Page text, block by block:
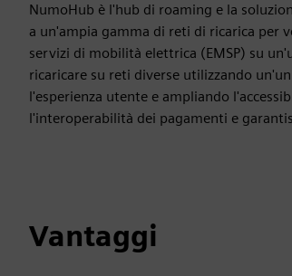
NumoHub è l'hub di roaming e la
a un'ampia gamma di reti di ricarica per
servizi di mobilità elettrica (EMSP) su
ricaricare su reti diverse utilizzando
l'esperienza utente e ampliando
l'interoperabilità dei pagamenti e
Vantaggi